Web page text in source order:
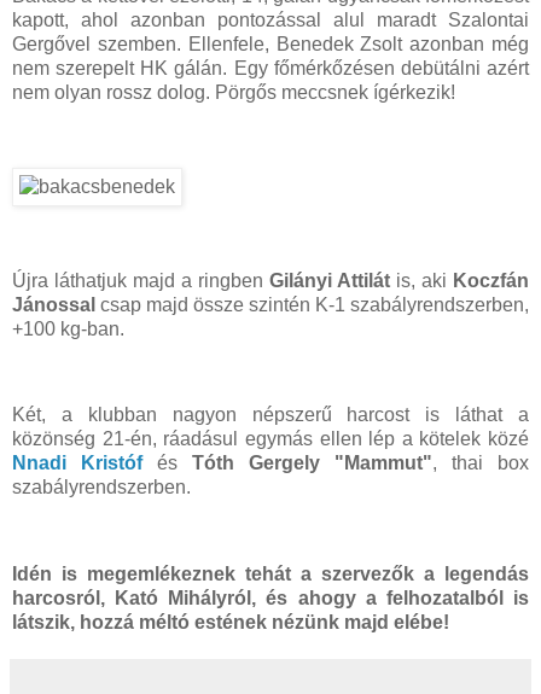
kapott, ahol azonban pontozással alul maradt Szalontai
Gergővel szemben. Ellenfele, Benedek Zsolt azonban még
nem szerepelt HK gálán. Egy főmérkőzésen debütálni azért
nem olyan rossz dolog. Pörgős meccsnek ígérkezik!
Újra láthatjuk majd a ringben Gilányi Attilát is, aki Koczfán
Jánossal csap majd össze szintén K-1 szabályrendszerben,
+100 kg-ban.
Két, a klubban nagyon népszerű harcost is láthat a
közönség 21-én, ráadásul egymás ellen lép a kötelek közé
Nnadi Kristófés Tóth Gergely "Mammut", thai box
szabályrendszerben.
Idén is megemlékeznek tehát a szervezők a legendás
harcosról, Kató Mihályról, és ahogy a felhozatalból is
látszik, hozzá méltó estének nézünk majd elébe!